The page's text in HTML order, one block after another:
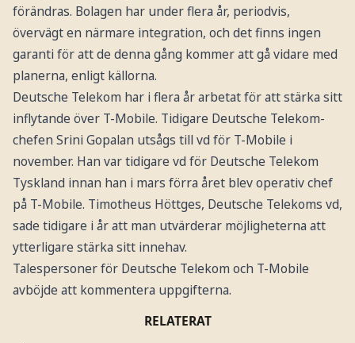
förändras. Bolagen har under flera år, periodvis,
övervägt en närmare integration, och det finns ingen
garanti för att de denna gång kommer att gå vidare med
planerna, enligt källorna.
Deutsche Telekom har i flera år arbetat för att stärka sitt
inflytande över T-Mobile. Tidigare Deutsche Telekom-
chefen Srini Gopalan utsågs till vd för T-Mobile i
november. Han var tidigare vd för Deutsche Telekom
Tyskland innan han i mars förra året blev operativ chef
på T-Mobile. Timotheus Höttges, Deutsche Telekoms vd,
sade tidigare i år att man utvärderar möjligheterna att
ytterligare stärka sitt innehav.
Talespersoner för Deutsche Telekom och T-Mobile
avböjde att kommentera uppgifterna.
RELATERAT